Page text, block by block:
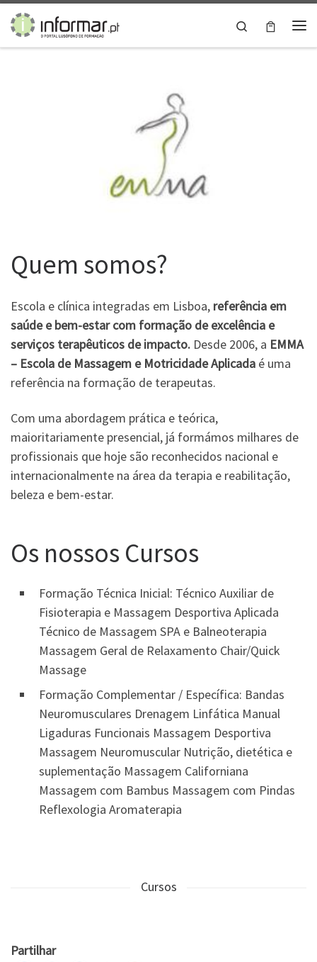
Skip to content
Search
Quem somos?
Escola e clínica integradas em Lisboa, referência em
saúde e bem-estar com formação de excelência e
serviços terapêuticos de impacto. Desde 2006, a EMMA
– Escola de Massagem e Motricidade Aplicada é uma
referência na formação de terapeutas.
Com uma abordagem prática e teórica,
maioritariamente presencial, já formámos milhares de
profissionais que hoje são reconhecidos nacional e
internacionalmente na área da terapia e reabilitação,
beleza e bem-estar.
Os nossos Cursos
Formação Técnica Inicial: Técnico Auxiliar de
Fisioterapia e Massagem Desportiva Aplicada
Técnico de Massagem SPA e Balneoterapia
Massagem Geral de Relaxamento Chair/Quick
Massage
Formação Complementar / Específica: Bandas
Neuromusculares Drenagem Linfática Manual
Ligaduras Funcionais Massagem Desportiva
Massagem Neuromuscular Nutrição, dietética e
suplementação Massagem Californiana
Massagem com Bambus Massagem com Pindas
Reflexologia Aromaterapia
Cursos
Partilhar